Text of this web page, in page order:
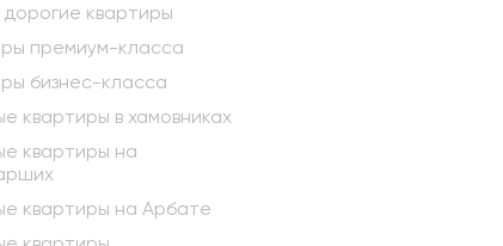
квартиры
премиум-класса
бизнес-класса
квартиры в хамовниках
квартиры на
квартиры на Арбате